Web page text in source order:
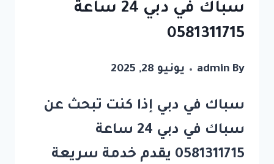
سباك في دبي 24 ساعة
0581311715
By
admin يونيو 28, 2025
سباك في دبي إذا كنت تبحث عن
سباك في دبي 24 ساعة
0581311715 يقدم خدمة سريعة